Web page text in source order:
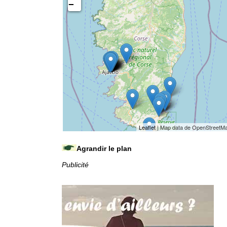
−
Leaflet| Map data de
Agrandir le plan
Publicité